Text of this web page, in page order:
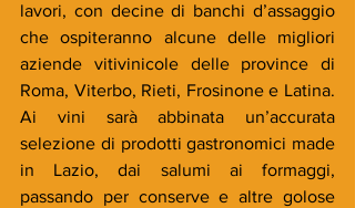
lavori, con decine di banchi d’assaggio
che ospiteranno alcune delle migliori
aziende vitivinicole delle province di
Roma, Viterbo, Rieti, Frosinone e Latina.
Ai vini sarà abbinata un’accurata
selezione di prodotti gastronomici made
in Lazio, dai salumi ai formaggi,
passando per conserve e altre golose